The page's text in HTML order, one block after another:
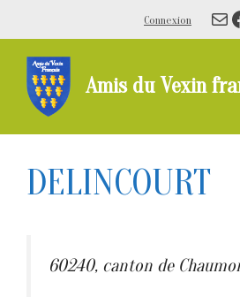
contenu
Connexion E-
Amis du Vexin
DELINCOURT
60240, canton de